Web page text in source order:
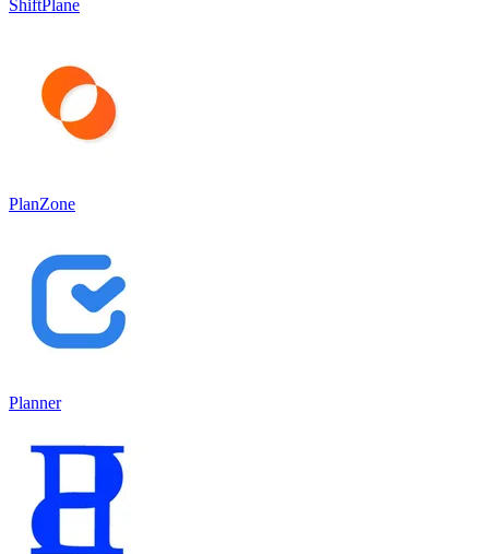
ShiftPlane
PlanZone
Planner